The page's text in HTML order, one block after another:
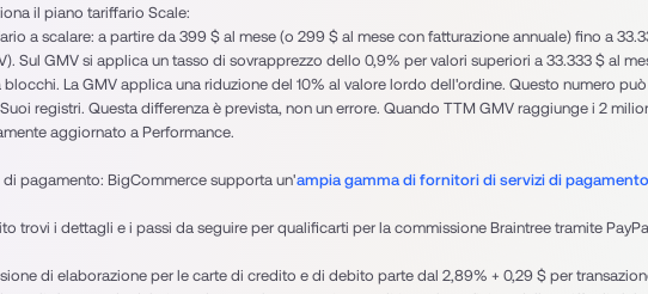
il piano tariffario Scale:
a scalare: a partire da 399 $ al mese (o 299 $ al mese con fatturazione annuale) fino a
Sul GMV si applica un tasso di sovrapprezzo dello 0,9% per valori superiori a 33.333 $ al
La GMV applica una riduzione del 10% al valore lordo dell'ordine. Questo numero
registri. Questa differenza è prevista, non un errore. Quando TTM GMV raggiunge i 2
aggiornato a Performance.
pagamento: BigCommerce supporta un'ampia gamma di fornitori di servizi di
trovi i dettagli e i passi da seguire per qualificarti per la commissione Braintree tramite
di elaborazione per le carte di credito e di debito parte dal 2,89% + 0,29 $ per